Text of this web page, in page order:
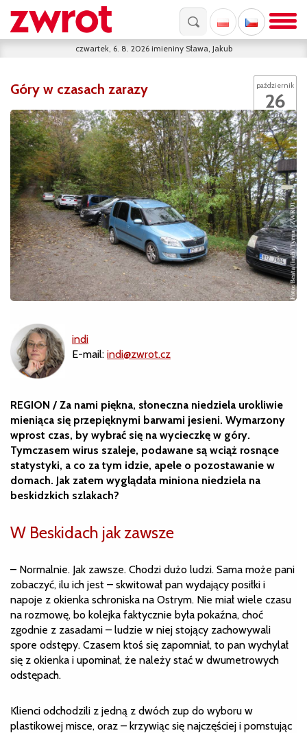
czwartek, 6. 8. 2026 imieniny Sława, Jakub
październik
26
2020
Góry w czasach zarazy
indi
E-mail: indi@zwrot.cz
REGION / Za nami piękna, słoneczna niedziela urokliwie
mieniąca się przepięknymi barwami jesieni. Wymarzony
wprost czas, by wybrać się na wycieczkę w góry.
Tymczasem wirus szaleje, podawane są wciąż rosnące
statystyki, a co za tym idzie, apele o pozostawanie w
domach. Jak zatem wyglądała miniona niedziela na
beskidzkich szlakach?
W Beskidach jak zawsze
– Normalnie. Jak zawsze. Chodzi dużo ludzi. Sama może pani
zobaczyć, ilu ich jest – skwitował pan wydający posiłki i
napoje z okienka schroniska na Ostrym. Nie miał wiele czasu
na rozmowę, bo kolejka faktycznie była pokaźna, choć
zgodnie z zasadami – ludzie w niej stojący zachowywali
spore odstępy. Czasem ktoś się zapomniał, to pan wychylał
się z okienka i upominał, że należy stać w dwumetrowych
odstępach.
Klienci odchodzili z jedną z dwóch zup do wyboru w
plastikowej misce, oraz – krzywiąc się najczęściej i pomstując